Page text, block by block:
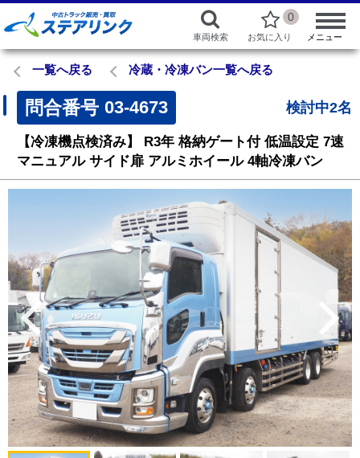
車両検索
0
お気に入り メニュー
一覧へ戻る 冷蔵・冷凍バン一覧へ戻る
問合番号 03-4673 検討中2名
【冷凍機点検済み】 R3年 格納ゲート付 低温設定 7速
マニュアル サイド扉 アルミホイール 4軸冷凍バン